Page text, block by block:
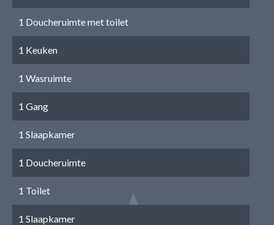
1 Doucheruimte met toilet
1 Keuken
1 Wasruimte
1 Gang
1 Slaapkamer
1 Doucheruimte
1 Toilet
1 Slaapkamer